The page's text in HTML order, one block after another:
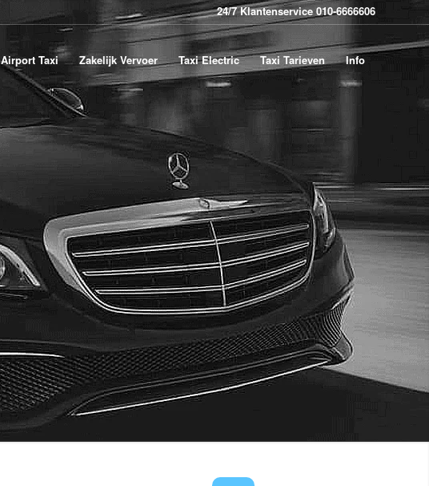
24/7 Klantenservice 010-6666606
Airport Taxi Zakelijk Vervoer Taxi Electric Taxi Tarieven Info